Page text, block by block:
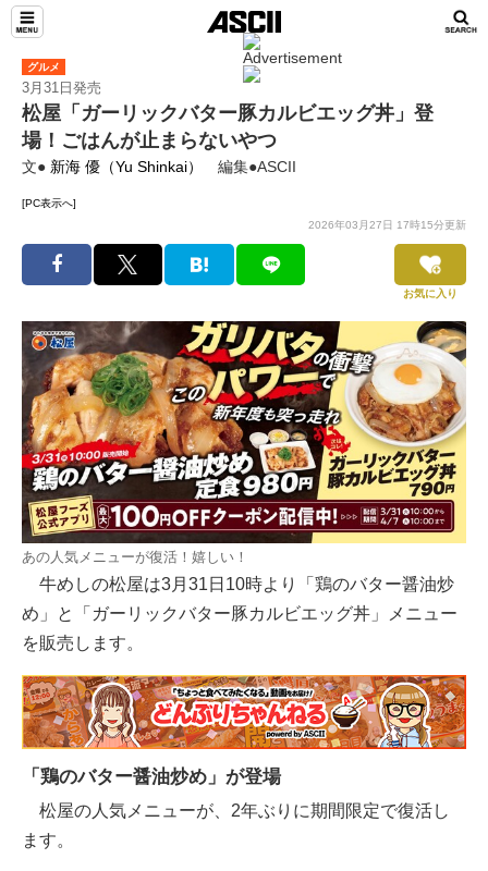
グルメ
3月31日発売
松屋「ガーリックバター豚カルビエッグ丼」登
場！ごはんが止まらないやつ
文● 新海 優（Yu Shinkai） 編集●ASCII
[PC表示へ]
2026年03月27日 17時15分更新
お気に入り
あの人気メニューが復活！嬉しい！
牛めしの松屋は3月31日10時より「鶏のバター醤油炒
め」と「ガーリックバター豚カルビエッグ丼」メニュー
を販売します。
「鶏のバター醤油炒め」が登場
松屋の人気メニューが、2年ぶりに期間限定で復活し
ます。